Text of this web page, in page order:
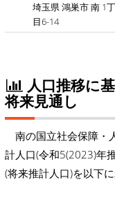
埼玉県 鴻巣市 南 1丁
目6-14
人口推移に
将来見通し
南の国立社会保障・
計人口(令和5(2023)年
(将来推計人口)を以下に